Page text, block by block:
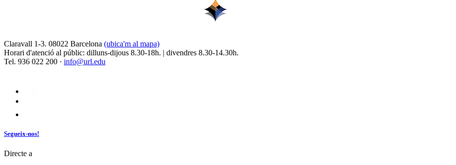
Claravall 1-3. 08022 Barcelona (ubica'm al mapa)
Horari d'atenció al públic: dilluns-dijous 8.30-18h. | divendres 8.30-14.30h.
Tel. 936 022 200 · info@url.edu
Segueix-nos!
Directe a